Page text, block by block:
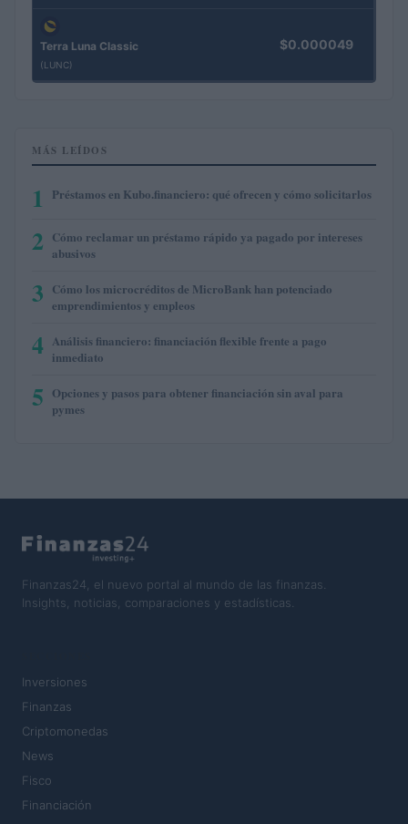
Terra Luna Classic
(LUNC)
$0.000049
MÁS LEÍDOS
1 Préstamos en Kubo.financiero: qué ofrecen y cómo solicitarlos
2 Cómo reclamar un préstamo rápido ya pagado por intereses
abusivos
3 Cómo los microcréditos de MicroBank han potenciado
emprendimientos y empleos
4 Análisis financiero: financiación flexible frente a pago
inmediato
5 Opciones y pasos para obtener financiación sin aval para
pymes
Finanzas24, el nuevo portal al mundo de las finanzas.
Insights, noticias, comparaciones y estadísticas.
Inversiones
Finanzas
Criptomonedas
News
Fisco
Financiación